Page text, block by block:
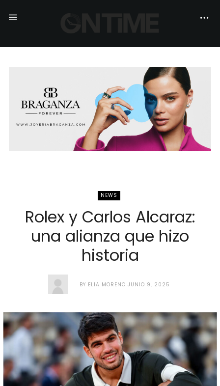
NEWS
Rolex y Carlos Alcaraz:
una alianza que hizo
historia
BY ELIA MORENO JUNIO 9, 2025